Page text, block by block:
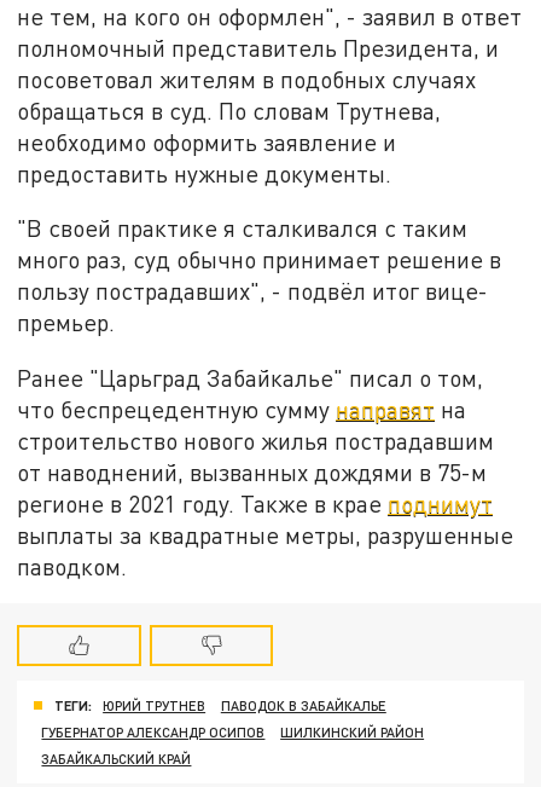
не тем, на кого он оформлен", - заявил в ответ
полномочный представитель Президента, и
посоветовал жителям в подобных случаях
обращаться в суд. По словам Трутнева,
необходимо оформить заявление и
предоставить нужные документы.
"В своей практике я сталкивался с таким
много раз, суд обычно принимает решение в
пользу пострадавших", - подвёл итог вице-
премьер.
Ранее "Царьград Забайкалье" писал о том,
что беспрецедентную сумму направят на
строительство нового жилья пострадавшим
от наводнений, вызванных дождями в 75-м
регионе в 2021 году. Также в крае поднимут
выплаты за квадратные метры, разрушенные
паводком.
ТЕГИ: ЮРИЙ ТРУТНЕВ
ПАВОДОК В ЗАБАЙКАЛЬЕ
ГУБЕРНАТОР АЛЕКСАНДР ОСИПОВ
ШИЛКИНСКИЙ РАЙОН
ЗАБАЙКАЛЬСКИЙ КРАЙ